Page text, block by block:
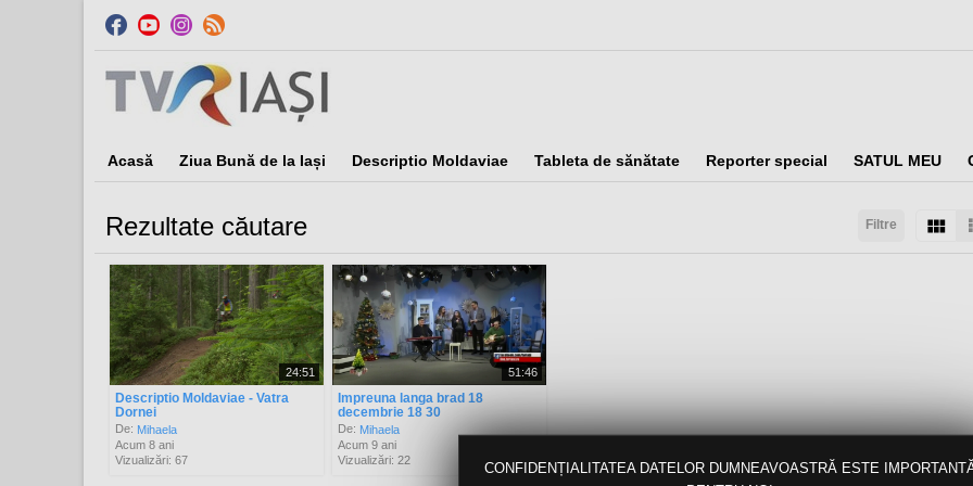
CONFIDENȚIALITATEA DATELOR DUMNEAVOASTRĂ ESTE
Acasă Ziua Bună de la Iași Descriptio Moldaviae Tableta de sănătate Reporter special SATUL MEU
Filtre
Rezultate căutare
Sortaţi după:
24:51
Descriptio Moldaviae - Vatra
Dornei
De: Mihaela
Acum 8 ani
Vizualizări: 67
51:46
Impreuna langa brad 18
decembrie 18 30
De: Mihaela
Acum 9 ani
Vizualizări: 22